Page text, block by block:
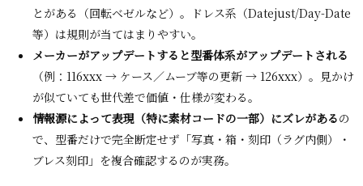
とがある（回転ベゼルなど）。ドレス系（Datejust/Day-Date
等）は規則が当てはまりやすい。
メーカーがアップデートすると型番体系がアップデートされる
（例：116xxx → ケース／ムーブ等の更新 → 126xxx）。見かけ
が似ていても世代差で価値・仕様が変わる。
情報源によって表現（特に素材コードの一部）にズレがあるの
で、型番だけで完全断定せず「写真・箱・刻印（ラグ内側）・
ブレス刻印」を複合確認するのが実務。